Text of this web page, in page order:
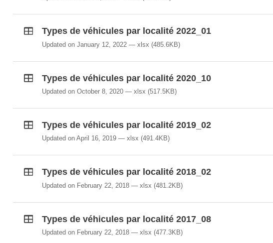
Types de véhicules par localité 2022_01
Updated on January 12, 2022 xlsx(485.6KB)
Types de véhicules par localité 2020_10
Updated on October 8, 2020 xlsx(517.5KB)
Types de véhicules par localité 2019_02
Updated on April 16, 2019 xlsx(491.4KB)
Types de véhicules par localité 2018_02
Updated on February 22, 2018 xlsx(481.2KB)
Types de véhicules par localité 2017_08
Updated on February 22, 2018 xlsx(477.3KB)